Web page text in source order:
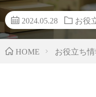
2024.05.28 お役
HOME お役立ち情